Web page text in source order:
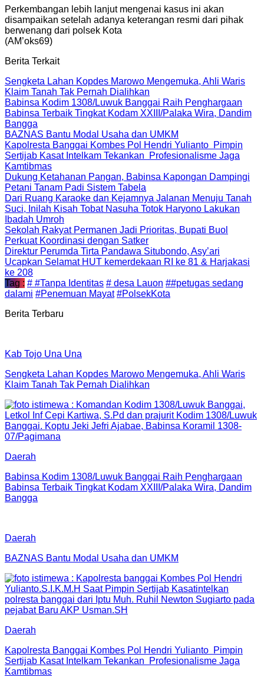
Perkembangan lebih lanjut mengenai kasus ini akan
disampaikan setelah adanya keterangan resmi dari pihak
berwenang dari polsek Kota
(AM’oks69)
Berita Terkait
Sengketa Lahan Kopdes Marowo Mengemuka, Ahli Waris
Klaim Tanah Tak Pernah Dialihkan
Babinsa Kodim 1308/Luwuk Banggai Raih Penghargaan
Babinsa Terbaik Tingkat Kodam XXIII/Palaka Wira, Dandim
Bangga
BAZNAS Bantu Modal Usaha dan UMKM
Kapolresta Banggai Kombes Pol Hendri Yulianto Pimpin
Sertijab Kasat Intelkam Tekankan Profesionalisme Jaga
Kamtibmas
Dukung Ketahanan Pangan, Babinsa Kapongan Dampingi
Petani Tanam Padi Sistem Tabela
Dari Ruang Karaoke dan Kejamnya Jalanan Menuju Tanah
Suci, Inilah Kisah Tobat Nasuha Totok Haryono Lakukan
Ibadah Umroh
Sekolah Rakyat Permanen Jadi Prioritas, Bupati Buol
Perkuat Koordinasi dengan Satker
Direktur Perumda Tirta Pandawa Situbondo, Asy’ari
Ucapkan Selamat HUT kemerdekaan RI ke 81 & Harjakasi
ke 208
Tag : # #Tanpa Identitas # desa Lauon ##petugas sedang
dalami #Penemuan Mayat #PolsekKota
Berita Terbaru
Kab Tojo Una Una
Sengketa Lahan Kopdes Marowo Mengemuka, Ahli Waris
Klaim Tanah Tak Pernah Dialihkan
Daerah
Babinsa Kodim 1308/Luwuk Banggai Raih Penghargaan
Babinsa Terbaik Tingkat Kodam XXIII/Palaka Wira, Dandim
Bangga
Daerah
BAZNAS Bantu Modal Usaha dan UMKM
Daerah
Kapolresta Banggai Kombes Pol Hendri Yulianto Pimpin
Sertijab Kasat Intelkam Tekankan Profesionalisme Jaga
Kamtibmas